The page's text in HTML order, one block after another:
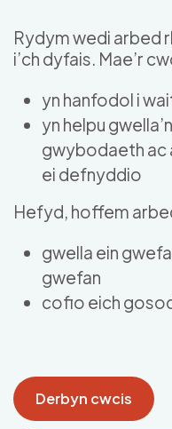
Rydym wedi arbed
i’ch dyfais. Mae’r
yn hanfodol i
yn helpu
gwybodaeth ac
ei defnyddio
Hefyd, hoffem
gwella ein
gwefan
cofio eich
Derbyn cwcis